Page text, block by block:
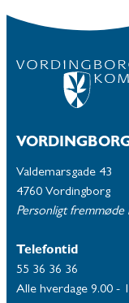
Valdemarsgade 43
4760 Vordingborg
Personligt fremmøde
Telefontid
55 36 36 36
Alle hverdage 9.00 -